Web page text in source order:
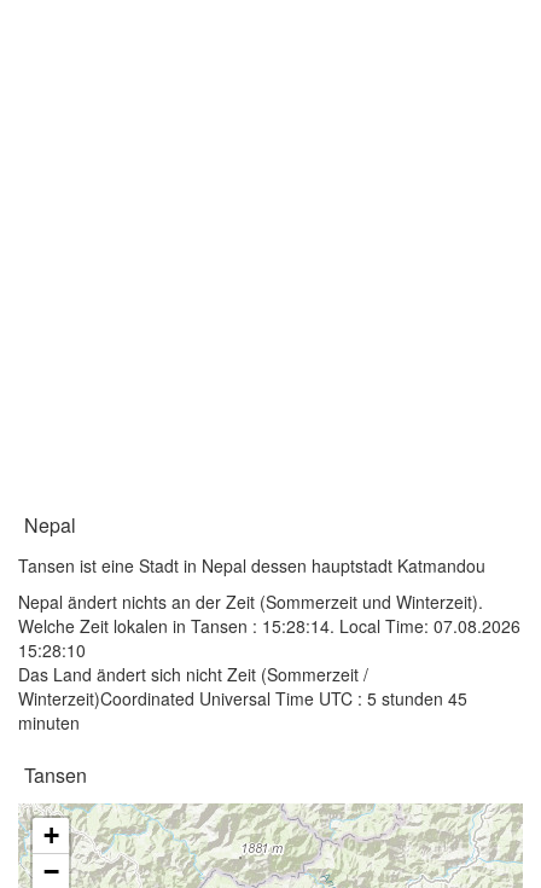
Nepal
Tansen ist eine Stadt in Nepal dessen hauptstadt Katmandou
Nepal ändert nichts an der Zeit (Sommerzeit und Winterzeit).
Welche Zeit lokalen in Tansen : 15:28:14. Local Time: 07.08.2026
15:28:10
Das Land ändert sich nicht Zeit (Sommerzeit /
Winterzeit)Coordinated Universal Time UTC : 5 stunden 45
minuten
Tansen
+
−